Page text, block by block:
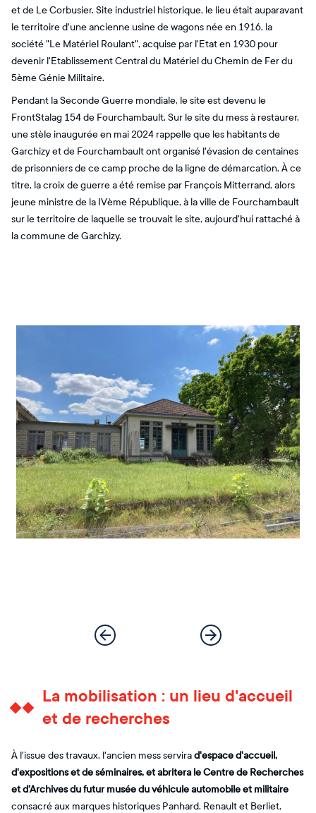
et de Le Corbusier. Site industriel historique, le lieu était auparavant
le territoire d'une ancienne usine de wagons née en 1916, la
société "Le Matériel Roulant", acquise par l'Etat en 1930 pour
devenir l'Etablissement Central du Matériel du Chemin de Fer du
5ème Génie Militaire.
Pendant la Seconde Guerre mondiale, le site est devenu le
FrontStalag 154 de Fourchambault. Sur le site du mess à restaurer,
une stèle inaugurée en mai 2024 rappelle que les habitants de
Garchizy et de Fourchambault ont organisé l'évasion de centaines
de prisonniers de ce camp proche de la ligne de démarcation. À ce
titre, la croix de guerre a été remise par François Mitterrand, alors
jeune ministre de la IVème République, à la ville de Fourchambault
sur le territoire de laquelle se trouvait le site, aujourd'hui rattaché à
la commune de Garchizy.
La mobilisation : un lieu d'accueil
et de recherches
À l'issue des travaux, l'ancien mess servirad'espace d'accueil,
d'expositions et de séminaires, et abritera le Centre de Recherches
et d'Archives du futur musée du véhicule automobile et militaire
consacré aux marques historiques Panhard, Renault et Berliet,